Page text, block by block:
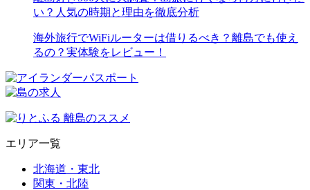
い？人気の時期と理由を徹底分析
海外旅行でWiFiルーターは借りるべき？離島でも使え
るの？実体験をレビュー！
エリア一覧
北海道・東北
関東・北陸